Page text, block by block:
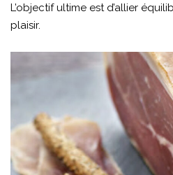
L’objectif ultime est d’allier
plaisir.